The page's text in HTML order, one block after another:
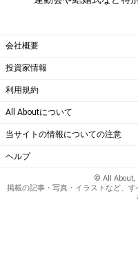
【関連記事】
デジタルビデオカメラの
会社概要
投資家情報
利用規約
All Aboutについて
当サイトの情報についての注意
ヘルプ
© All About,
掲載の記事・写真・イラストなど、